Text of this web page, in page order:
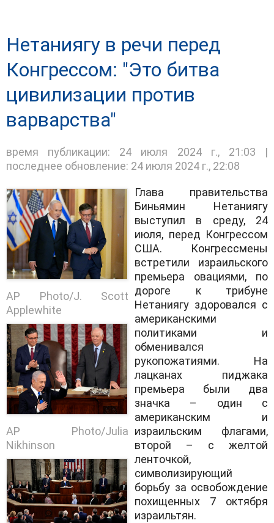
Нетаниягу в речи перед
Конгрессом: "Это битва
цивилизации против
варварства"
время публикации: 24 июля 2024 г., 21:03 |
последнее обновление: 24 июля 2024 г., 22:08
AP Photo/J. Scott
Applewhite
AP Photo/Julia
Nikhinson
Глава правительства
Биньямин Нетаниягу
выступил в среду, 24
июля, перед Конгрессом
США. Конгрессмены
встретили израильского
премьера овациями, по
дороге к трибуне
Нетаниягу здоровался с
американскими
политиками и
обменивался
рукопожатиями. На
лацканах пиджака
премьера были два
значка – один с
американским и
израильским флагами,
второй – с желтой
ленточкой,
символизирующий
борьбу за освобождение
похищенных 7 октября
израильтян.